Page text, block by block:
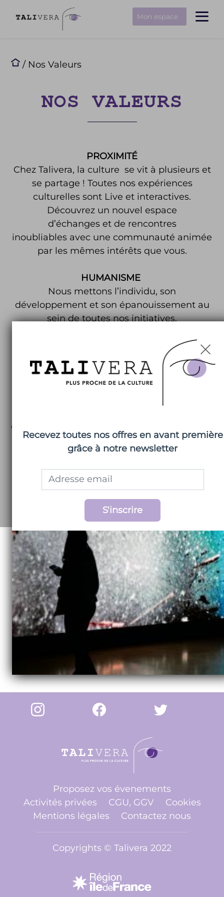
Mon espace
/ Nos Valeurs
NOS VALEURS
PROXIMITÉ
Chez Talivera, la culture se vit à plusieurs et
se partage ! Toutes nos expériences
culturelles sont Live et interactives.
Découvrez un nouvel espace
d’échanges et de rencontres
inoubliables avec une communauté animée
par les mêmes intérêts que vous.
HUMANISME
Nous mettons l’individu, son
développement et son épanouissement au
sein de toutes nos initiatives.
vous émerveillent, vous inspirent, vous
ressourcent, vous permettent d’accéder au
meilleur de vous-même.
guides experts passionnés de Talivera vous
clés et anecdotes pour décrypter les œuvres
et les artistes.
L'équipe vous invite à livrer votre
interprétation et votre vision personnelle.
INSPIRATION
La culture s’apprécie par sa richesse et son
éclectisme. Nous concevons une sélection
d’activités au cœur de l’actualité culturelle
autour de thématiques variées et
inspirantes : Artistes, Evasion, Mode &
Design, Art de vivre
Proposez vos évenements
Activités privées
CGU, GGV
Cookies
Mentions légales
Contactez nous
Copyrights © Talivera 2022
Recevez toutes nos offres en avant première
grâce à notre newsletter
S'inscrire